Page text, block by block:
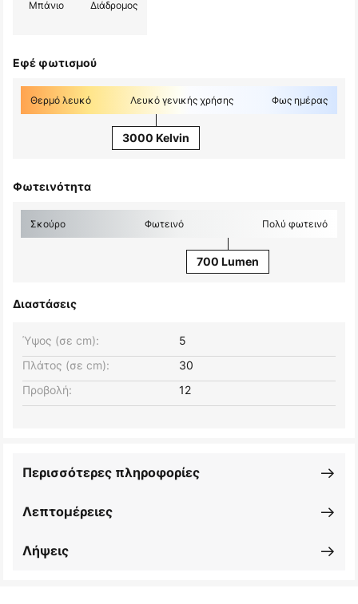
Μπάνιο Διάδρομος
Εφέ φωτισμού
Θερμό λευκό Λευκό γενικής χρήσης Φως ημέρας
3000 Kelvin
Φωτεινότητα
Σκούρο Φωτεινό Πολύ φωτεινό
700 Lumen
Διαστάσεις
Πλάτος (σε cm): 30
Ύψος (σε cm): 5
Προβολή: 12
Λεπτομέρειες
Περισσότερες πληροφορίες
Λήψεις